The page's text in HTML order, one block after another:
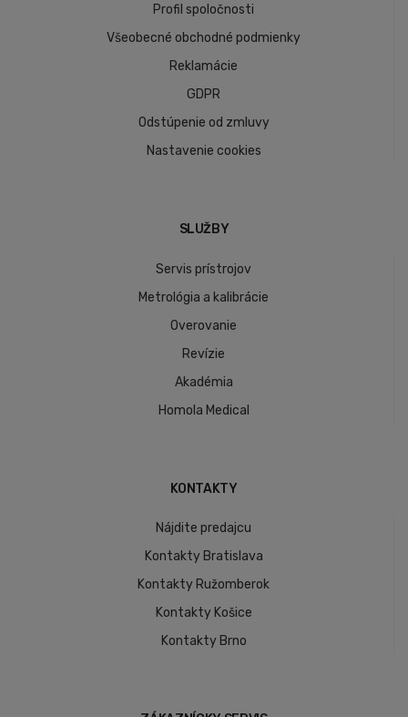
Profil spoločnosti
Všeobecné obchodné podmienky
Reklamácie
GDPR
Odstúpenie od zmluvy
Nastavenie cookies
SLUŽBY
Servis prístrojov
Metrológia a kalibrácie
Overovanie
Revízie
Akadémia
Homola Medical
KONTAKTY
Nájdite predajcu
Kontakty Bratislava
Kontakty Ružomberok
Kontakty Košice
Kontakty Brno